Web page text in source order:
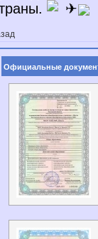
Официальные